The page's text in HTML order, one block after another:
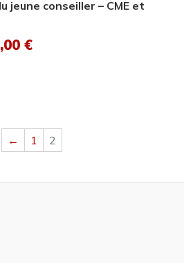
jeune conseiller – CME et
€
← 1 2